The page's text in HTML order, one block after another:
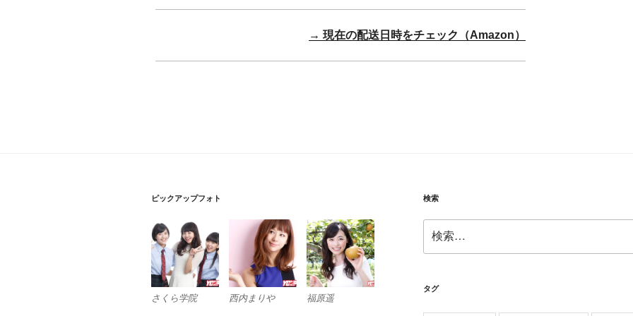
→ 現在の配送日時をチェック（Amazon）
ピックアップフォト
さくら学院 西内まりや 福原遥
検索
索:
タグ